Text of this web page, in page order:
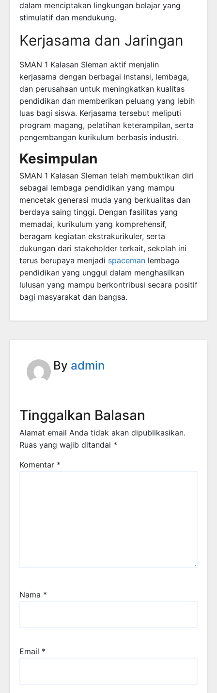
dalam menciptakan lingkungan belajar yang
stimulatif dan mendukung.
Kerjasama dan Jaringan
SMAN 1 Kalasan Sleman aktif menjalin
kerjasama dengan berbagai instansi, lembaga,
dan perusahaan untuk meningkatkan kualitas
pendidikan dan memberikan peluang yang lebih
luas bagi siswa. Kerjasama tersebut meliputi
program magang, pelatihan keterampilan, serta
pengembangan kurikulum berbasis industri.
Kesimpulan
SMAN 1 Kalasan Sleman telah membuktikan diri
sebagai lembaga pendidikan yang mampu
mencetak generasi muda yang berkualitas dan
berdaya saing tinggi. Dengan fasilitas yang
memadai, kurikulum yang komprehensif,
beragam kegiatan ekstrakurikuler, serta
dukungan dari stakeholder terkait, sekolah ini
terus berupaya menjadi spaceman lembaga
pendidikan yang unggul dalam menghasilkan
lulusan yang mampu berkontribusi secara positif
bagi masyarakat dan bangsa.
By admin
Tinggalkan Balasan
Alamat email Anda tidak akan dipublikasikan.
Ruas yang wajib ditandai *
Komentar *
Nama *
Email *